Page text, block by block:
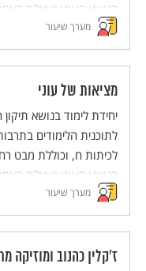
בנושא העוני ושאלת
מערך שיעור
מציאות של עוני
יחידת לימוד בנושא
לתוכנית הלימודים
לכיתות ח, וכוללת מבט
בנושא העוני ושאלת
מערך שיעור
ז'קלין כהנוב ומוזיקה